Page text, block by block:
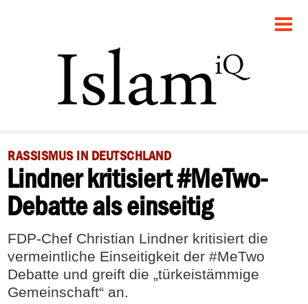
GESELLSCHAFT
POLITIK
RECHT
FEUILLETON
DEBATTE
RASSISMUS IN DEUTSCHLAND
Lindner kritisiert #MeTwo-
Debatte als einseitig
FDP-Chef Christian Lindner kritisiert die
vermeintliche Einseitigkeit der #MeTwo
Debatte und greift die „türkeistämmige
Gemeinschaft“ an.